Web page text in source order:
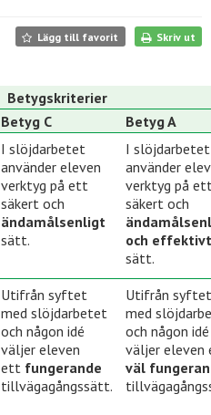
Lägg till favorit Skriv ut
Betygskriterier
Betyg C Betyg A
I slöjdarbetet
använder eleven
verktyg på ett
säkert och
ändamålsenligt
sätt.
I slöjdarbetet
använder
verktyg på
säkert och
och effektivt
sätt.
Utifrån syftet
med slöjdarbetet
och någon idé
väljer eleven
ett fungerande
tillvägagångssätt.
Utifrån syftet
med
och någon idé
väljer
väl